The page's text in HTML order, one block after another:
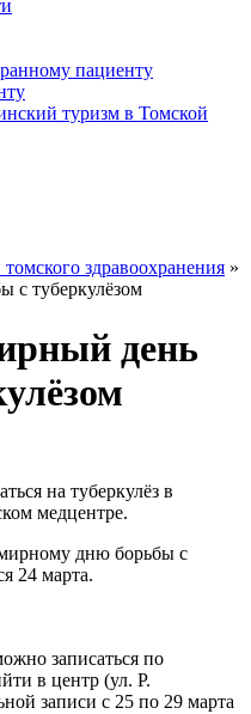
пациенту
туризм в Томской
здравоохранения »
с туберкулёзом
день
на туберкулёз в
медцентре.
дню борьбы с
24 марта.
записаться по
в центр (ул. Р.
записи с 25 по 29 марта